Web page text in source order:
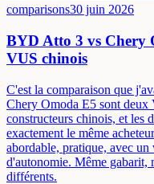
comparisons30 juin 2026
BYD Atto 3 vs Chery
VUS chinois
C'est la comparaison que
Chery Omoda E5 sont deux
constructeurs chinois, et les
exactement le même
abordable, pratique, avec
d'autonomie. Même gabarit,
différents.